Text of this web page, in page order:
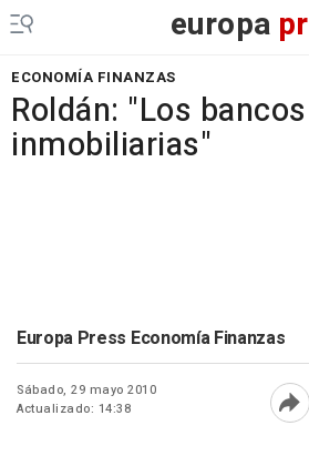
europa
ECONOMÍA FINANZAS
Roldán: "Los
inmobiliarias"
Europa Press Economía Finanzas
Sábado, 29 mayo 2010
Actualizado: 14:38